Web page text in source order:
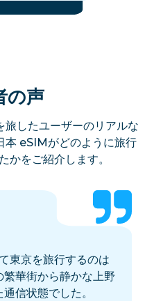
の声
したユーザーのリアルな
本 eSIMがどのように旅行
かをご紹介します。
東京を旅行するのは
華街から静かな上野
信状態でした。